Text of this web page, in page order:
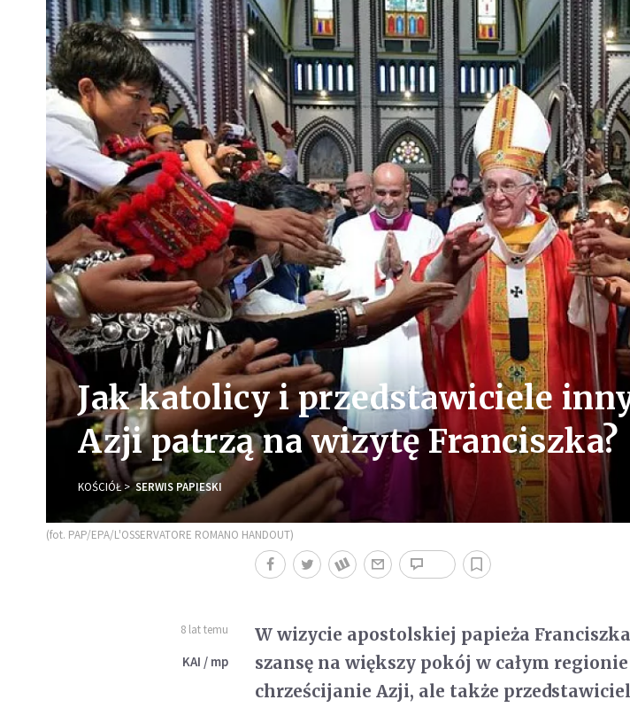
Jak katolicy i przedstawiciele
Azji patrzą na wizytę Franciszka?
KOŚCIÓŁ SERWIS PAPIESKI
(fot. PAP/EPA/L'OSSERVATORE ROMANO HANDOUT)
8 lat temu
KAI / mp
W wizycie apostolskiej papieża
szansę na większy pokój w całym
chrześcijanie Azji, ale także